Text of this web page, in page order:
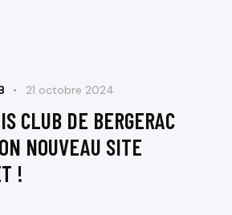
21 octobre 2024
CLUB DE BERGERAC
NOUVEAU SITE
!